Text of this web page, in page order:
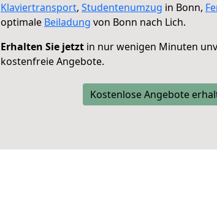
Klaviertransport, Studentenumzug in Bonn,
optimale Beiladung von Bonn nach Lich.
Erhalten Sie jetzt in nur wenigen Minuten
kostenfreie Angebote.
Kostenlose Angebote